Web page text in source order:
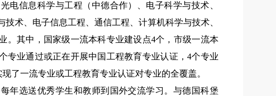
电信息科学与工程（中德合作）、电子科学与技术、
术、电子信息工程、通信工程、计算机科学与技术、
。其中，国家级一流本科专业建设点4个，市级一流本
专业通过或正在开展中国工程教育专业认证，4个专业
了一流专业或工程教育专业认证对专业的全覆盖。
年选送优秀学生和教师到国外交流学习。与德国科堡